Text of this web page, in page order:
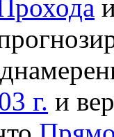
г. и